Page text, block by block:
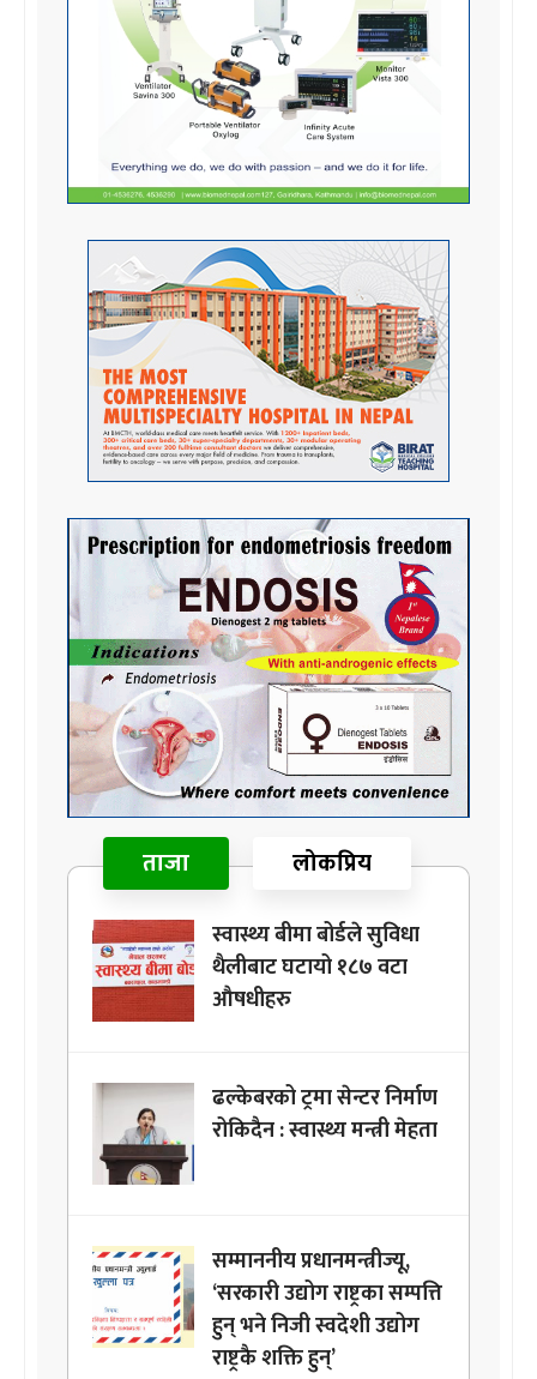
ताजा लोकप्रिय
स्वास्थ्य बीमा बोर्डले सुविधा
थैलीबाट घटायो १८७ वटा
औषधीहरु
ढल्केबरको ट्रमा सेन्टर निर्माण
रोकिदैन : स्वास्थ्य मन्त्री मेहता
सम्माननीय प्रधानमन्त्रीज्यू,
‘सरकारी उद्योग राष्ट्रका सम्पत्ति
हुन् भने निजी स्वदेशी उद्योग
राष्ट्रकै शक्ति हुन्’